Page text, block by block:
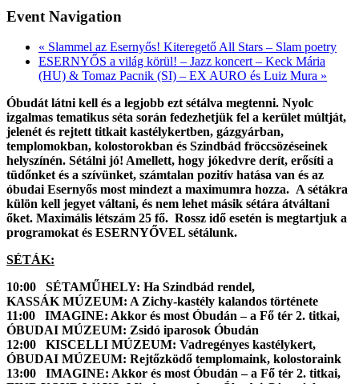
Event Navigation
« Slammel az Esernyős! Kiteregető All Stars – Slam poetry
ESERNYŐS a világ körül! – Jazz koncert – Keck Mária
(HU) & Tomaz Pacnik (SI) – EX AURO és Luiz Mura »
Óbudát látni kell és a legjobb ezt sétálva megtenni. Nyolc
izgalmas tematikus séta során fedezhetjük fel a kerület múltját,
jelenét és rejtett titkait kastélykertben, gázgyárban,
templomokban, kolostorokban és Szindbád fröccsözéseinek
helyszínén. Sétálni jó! Amellett, hogy jókedvre derít, erősíti a
tüdőnket és a szívünket, számtalan pozitív hatása van és az
óbudai Esernyős most mindezt a maximumra hozza. A sétákra
külön kell jegyet váltani, és nem lehet másik sétára átváltani
őket. Maximális létszám 25 fő. Rossz idő esetén is megtartjuk a
programokat és ESERNYŐVEL sétálunk.
SÉTÁK:
10:00 SÉTAMŰHELY: Ha Szindbád rendel,
KASSÁK MÚZEUM: A Zichy-kastély kalandos története
11:00 IMAGINE: Akkor és most Óbudán – a Fő tér 2. titkai,
ÓBUDAI MÚZEUM: Zsidó iparosok Óbudán
12:00 KISCELLI MÚZEUM: Vadregényes kastélykert,
ÓBUDAI MÚZEUM: Rejtőzködő templomaink, kolostoraink
13:00 IMAGINE: Akkor és most Óbudán – a Fő tér 2. titkai,